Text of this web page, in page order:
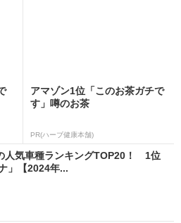
アマゾン1位「このお茶ガチで
す」噂のお茶
PR(ハーブ健康本舗)
人気車種ランキングTOP20！ 1位
」【2024年...